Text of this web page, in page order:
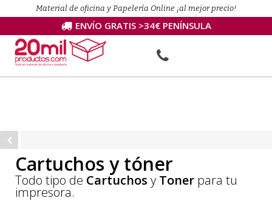
Material de oficina y Papelería Online ¡al mejor precio!
ENVÍO GRATIS >34€ PENÍNSULA
Cartuchos y tóner
Todo tipo de Cartuchos y Toner para tu
impresora.